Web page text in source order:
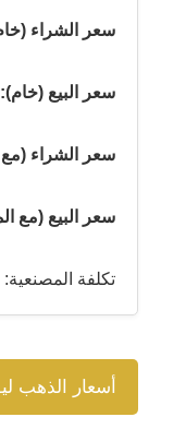
سعر الشراء (خام): 1,915.14 ليرة
سعر البيع (خام): 1,972.59 ليرة تركية
سعر الشراء (مع المصنعية):
سعر البيع (مع المصنعية):
تكلفة المصنعية: 153.21 ليرة تركية
أسعار الذهب ليوم 28